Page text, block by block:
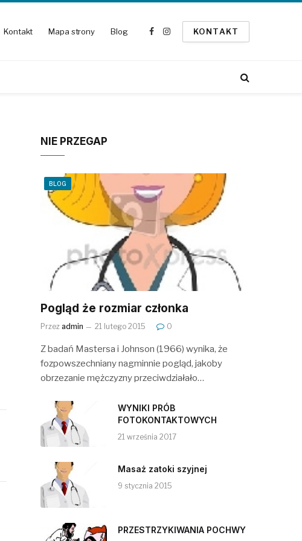
Kontakt Mapa strony Blog
Facebook
Instagram
KONTAKT
NIE PRZEGAP
BLOG
Pogląd że rozmiar członka
Przez admin 21 lutego 2015 0
Z badań Mastersa i Johnson (1966) wynika, że
fozpowszechniany nagminnie pogląd, jakoby
obrzezanie mężczyzny przeciwdziałało…
WYNIKI PRÓB
FOTOKONTAKTOWYCH
21 września 2017
Masaż zatoki szyjnej
9 stycznia 2015
PRZESTRZYKIWANIA POCHWY